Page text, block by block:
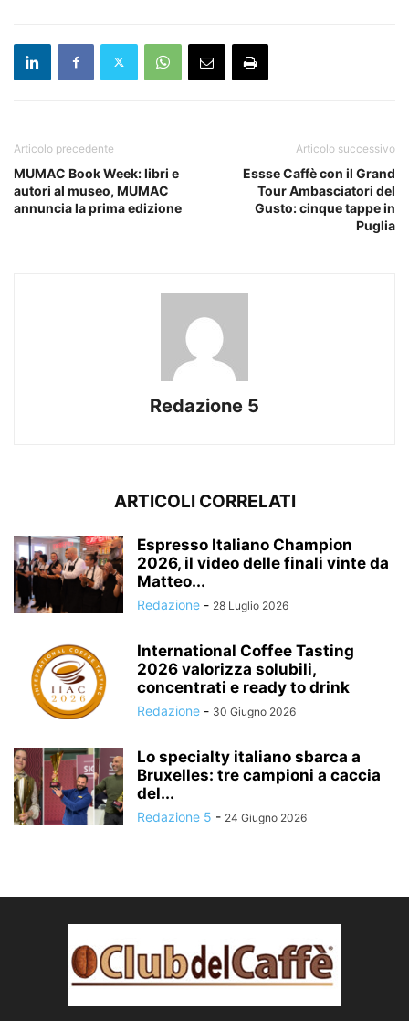
Articolo precedente
MUMAC Book Week: libri e
autori al museo, MUMAC
annuncia la prima edizione
Articolo successivo
Essse Caffè con il Grand
Tour Ambasciatori del
Gusto: cinque tappe in
Puglia
Redazione 5
ARTICOLI CORRELATI
Espresso Italiano Champion
2026, il video delle finali vinte da
Matteo...
Redazione - 28 Luglio 2026
International Coffee Tasting
2026 valorizza solubili,
concentrati e ready to drink
Redazione - 30 Giugno 2026
Lo specialty italiano sbarca a
Bruxelles: tre campioni a caccia
del...
Redazione 5 - 24 Giugno 2026